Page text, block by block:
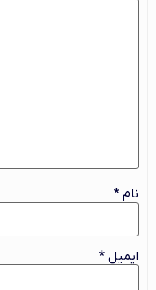
نام *
ایمیل *